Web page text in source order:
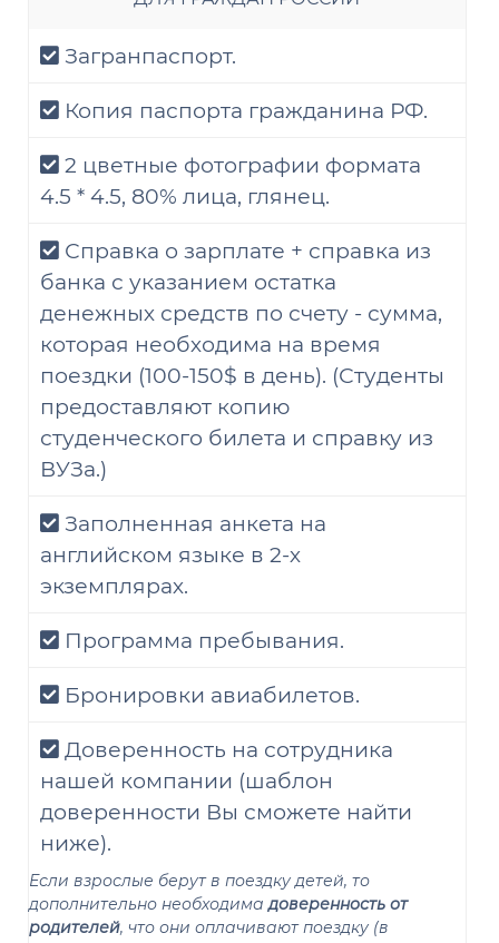
Загранпаспорт.
Копия паспорта гражданина РФ.
2 цветные фотографии формата
4.5 * 4.5, 80% лица, глянец.
Справка о зарплате + справка из
банка с указанием остатка
денежных средств по счету - сумма,
которая необходима на время
поездки (100-150$ в день). (Студенты
предоставляют копию
студенческого билета и справку из
ВУЗа.)
Заполненная анкета на
английском языке в 2-х
экземплярах.
Программа пребывания.
Бронировки авиабилетов.
Доверенность на сотрудника
нашей компании (шаблон
доверенности Вы сможете найти
ниже).
Если взрослые берут в поездку детей, то
дополнительно необходимадоверенность от
родителей, что они оплачивают поездку (в